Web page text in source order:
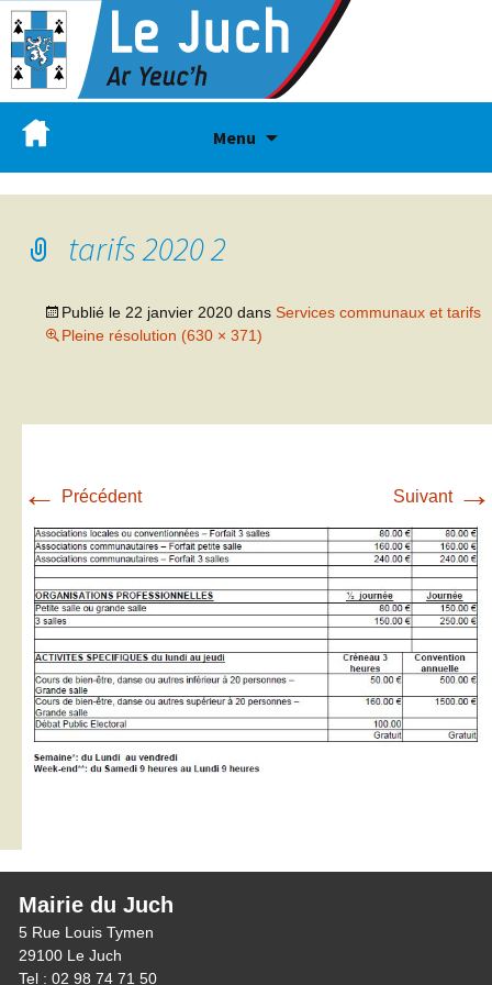
Menu
tarifs 2020 2
Publié le 22 janvier 2020 dans Services communaux et tarifs
Pleine résolution (630 × 371)
← Précédent Suivant →
Mairie du Juch
5 Rue Louis Tymen
29100 Le Juch
Tel : 02 98 74 71 50